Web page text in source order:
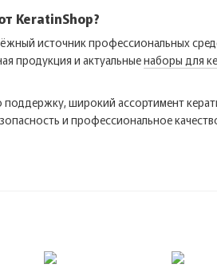
KeratinShop?
источник профессиональных
продукция и актуальныенаборы для
поддержку, широкий ассортимент
и профессиональное